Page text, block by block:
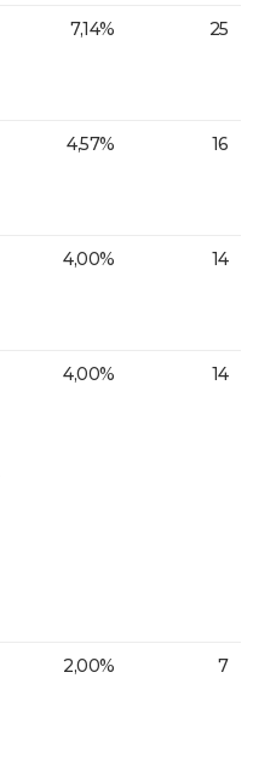
7,14% 25
4,57% 16
4,00% 14
4,00% 14
2,00% 7